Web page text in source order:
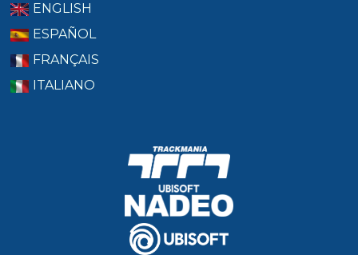
ENGLISH
ESPAÑOL
FRANÇAIS
ITALIANO